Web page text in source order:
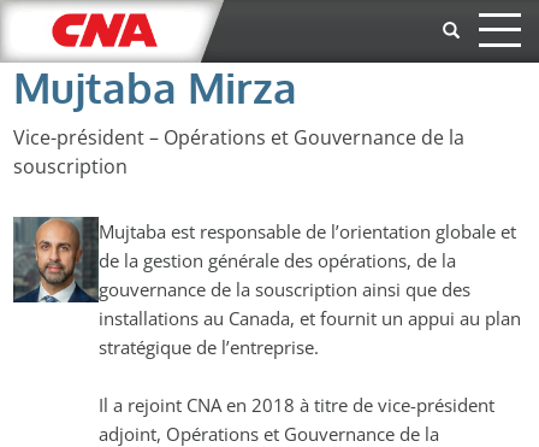
Aller au contenu principal
Mujtaba Mirza
Vice-président – Opérations et Gouvernance de la
souscription
Mujtaba est responsable de l’orientation globale et
de la gestion générale des opérations, de la
gouvernance de la souscription ainsi que des
installations au Canada, et fournit un appui au plan
stratégique de l’entreprise.
Il a rejoint CNA en 2018 à titre de vice-président
adjoint, Opérations et Gouvernance de la